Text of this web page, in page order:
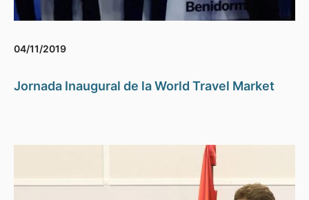
04/11/2019
Jornada Inaugural de la World Travel Market